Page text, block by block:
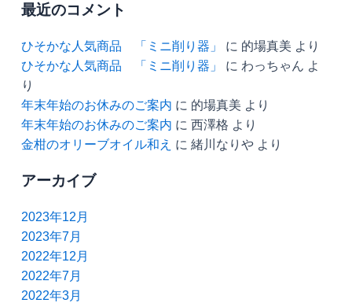
最近のコメント
ひそかな人気商品 「ミニ削り器」 に 的場真美 より
ひそかな人気商品 「ミニ削り器」
に わっちゃん よ
り
年末年始のお休みのご案内 に 的場真美 より
年末年始のお休みのご案内 に 西澤格 より
金柑のオリーブオイル和え に 緒川なりや より
アーカイブ
2023年12月
2023年7月
2022年12月
2022年7月
2022年3月